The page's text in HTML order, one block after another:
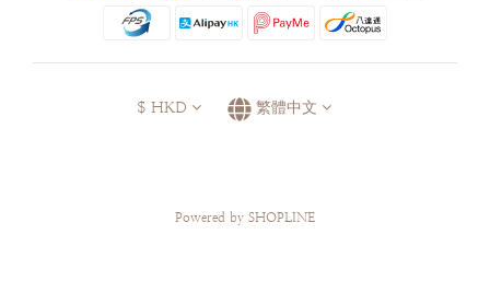
$ HKD 繁體中文
Powered by SHOPLINE